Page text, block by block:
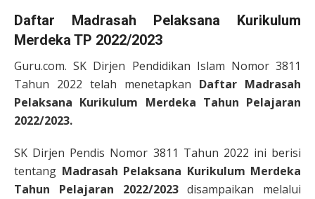
Daftar Madrasah Pelaksana Kurikulum
Merdeka TP 2022/2023
Guru.com. SK Dirjen Pendidikan Islam Nomor 3811
Tahun 2022 telah menetapkan Daftar Madrasah
Pelaksana Kurikulum Merdeka Tahun Pelajaran
2022/2023.
SK Dirjen Pendis Nomor 3811 Tahun 2022 ini berisi
tentang Madrasah Pelaksana Kurikulum Merdeka
Tahun Pelajaran 2022/2023disampaikan melalui